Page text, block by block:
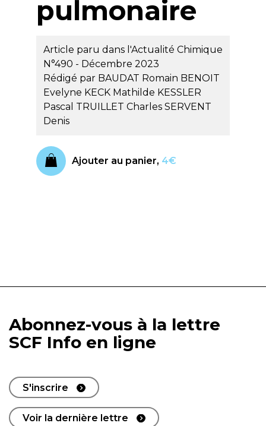
pulmonaire
Article paru dans l'Actualité Chimique
N°490 - Décembre 2023
Rédigé par BAUDAT Romain BENOIT
Evelyne KECK Mathilde KESSLER
Pascal TRUILLET Charles SERVENT
Denis
Ajouter au panier, 4€
Abonnez-vous à la lettre
SCF Info en ligne
S'inscrire
Voir la dernière lettre